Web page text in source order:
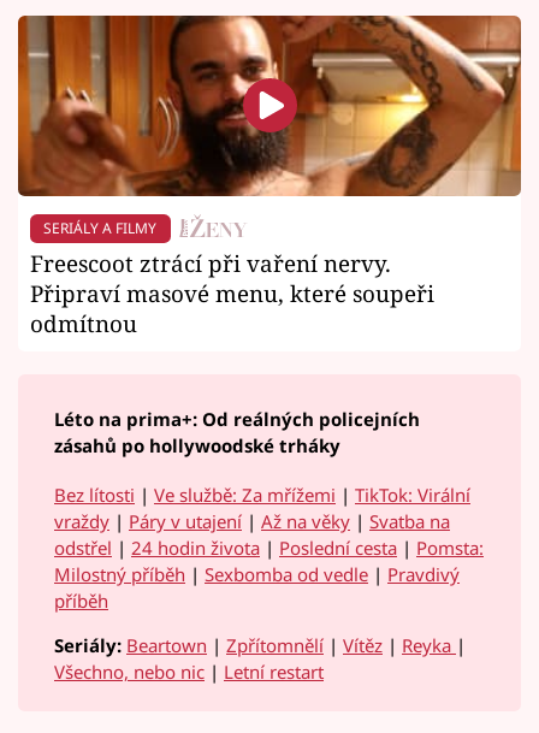
SERIÁLY A FILMY
Freescoot ztrácí při vaření nervy.
Připraví masové menu, které soupeři
odmítnou
Léto na prima+: Od reálných policejních
zásahů po hollywoodské trháky
Bez lítosti | Ve službě: Za mřížemi | TikTok: Virální
vraždy | Páry v utajení | Až na věky | Svatba na
odstřel | 24 hodin života | Poslední cesta | Pomsta:
Milostný příběh | Sexbomba od vedle | Pravdivý
příběh
Seriály: Beartown | Zpřítomnělí | Vítěz | Reyka |
Všechno, nebo nic | Letní restart